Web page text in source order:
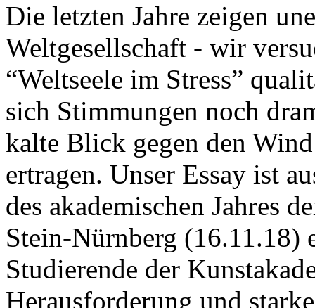
Die letzten Jahre zeigen
Weltgesellschaft - wir
“Weltseele im Stress”
sich Stimmungen noch
kalte Blick gegen den
ertragen. Unser Essay ist
des akademischen Jahres
Stein-Nürnberg (16.11.18)
Studierende der
Herausforderung und